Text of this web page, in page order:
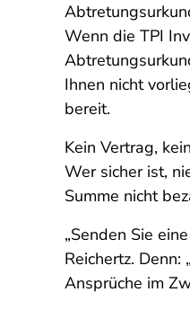
Wenn die TPI
Ihnen nicht
bereit.
Kein Vertrag,
Wer sicher ist,
Summe nicht
„Senden Sie
Reichertz.
Ansprüche im